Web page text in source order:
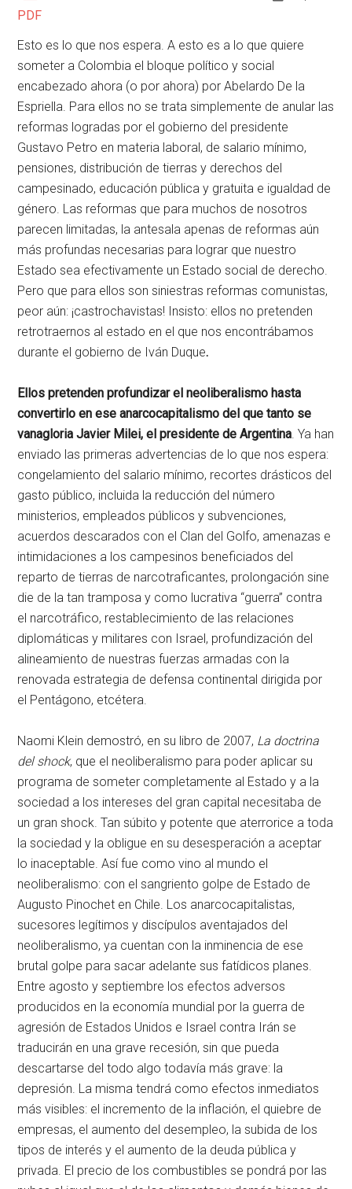
PDF
Esto es lo que nos espera. A esto es a lo que quiere
someter a Colombia el bloque político y social
encabezado ahora (o por ahora) por Abelardo De la
Espriella. Para ellos no se trata simplemente de anular las
reformas logradas por el gobierno del presidente
Gustavo Petro en materia laboral, de salario mínimo,
pensiones, distribución de tierras y derechos del
campesinado, educación pública y gratuita e igualdad de
género. Las reformas que para muchos de nosotros
parecen limitadas, la antesala apenas de reformas aún
más profundas necesarias para lograr que nuestro
Estado sea efectivamente un Estado social de derecho.
Pero que para ellos son siniestras reformas comunistas,
peor aún: ¡castrochavistas! Insisto: ellos no pretenden
retrotraernos al estado en el que nos encontrábamos
durante el gobierno de Iván Duque.
Ellos pretenden profundizar el neoliberalismo hasta
convertirlo en ese anarcocapitalismo del que tanto se
vanagloria Javier Milei, el presidente de Argentina. Ya han
enviado las primeras advertencias de lo que nos espera:
congelamiento del salario mínimo, recortes drásticos del
gasto público, incluida la reducción del número
ministerios, empleados públicos y subvenciones,
acuerdos descarados con el Clan del Golfo, amenazas e
intimidaciones a los campesinos beneficiados del
reparto de tierras de narcotraficantes, prolongación sine
die de la tan tramposa y como lucrativa “guerra” contra
el narcotráfico, restablecimiento de las relaciones
diplomáticas y militares con Israel, profundización del
alineamiento de nuestras fuerzas armadas con la
renovada estrategia de defensa continental dirigida por
el Pentágono, etcétera.
Naomi Klein demostró, en su libro de 2007, La doctrina
del shock, que el neoliberalismo para poder aplicar su
programa de someter completamente al Estado y a la
sociedad a los intereses del gran capital necesitaba de
un gran shock. Tan súbito y potente que aterrorice a toda
la sociedad y la obligue en su desesperación a aceptar
lo inaceptable. Así fue como vino al mundo el
neoliberalismo: con el sangriento golpe de Estado de
Augusto Pinochet en Chile. Los anarcocapitalistas,
sucesores legítimos y discípulos aventajados del
neoliberalismo, ya cuentan con la inminencia de ese
brutal golpe para sacar adelante sus fatídicos planes.
Entre agosto y septiembre los efectos adversos
producidos en la economía mundial por la guerra de
agresión de Estados Unidos e Israel contra Irán se
traducirán en una grave recesión, sin que pueda
descartarse del todo algo todavía más grave: la
depresión. La misma tendrá como efectos inmediatos
más visibles: el incremento de la inflación, el quiebre de
empresas, el aumento del desempleo, la subida de los
tipos de interés y el aumento de la deuda pública y
privada. El precio de los combustibles se pondrá por las